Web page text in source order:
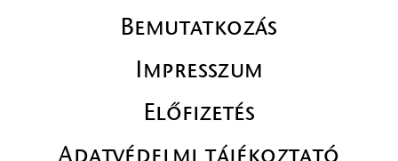
Bemutatkozás
Impresszum
Előfizetés
Adatvédelmi tájékoztató